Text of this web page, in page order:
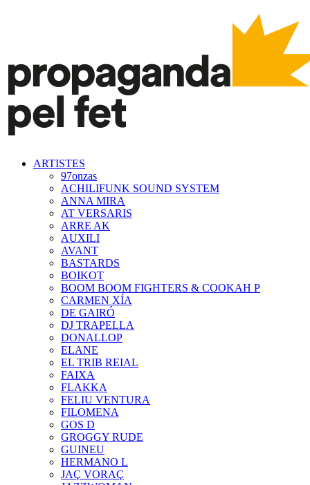
ARTISTES
97onzas
ACHILIFUNK SOUND SYSTEM
ANNA MIRA
AT VERSARIS
ARRE AK
AUXILI
AVANT
BASTARDS
BOIKOT
BOOM BOOM FIGHTERS & COOKAH P
CARMEN XÍA
DE GAIRÓ
DJ TRAPELLA
DONALLOP
ELANE
EL TRIB REIAL
FAIXA
FLAKKA
FELIU VENTURA
FILOMENA
GOS D
GROGGY RUDE
GUINEU
HERMANO L
JAÇ VORAÇ